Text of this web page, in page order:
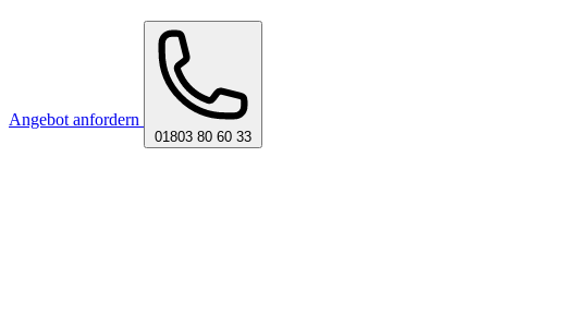
Angebot anfordern
01803 80 60 33